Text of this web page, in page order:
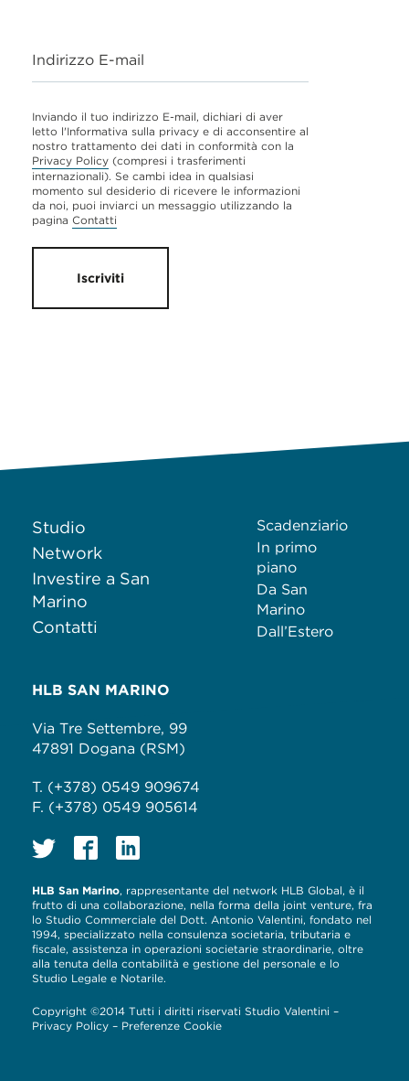
Indirizzo E-mail
Inviando il tuo indirizzo E-mail, dichiari di aver
letto l'Informativa sulla privacy e di acconsentire al
nostro trattamento dei dati in conformità con la
Privacy Policy (compresi i trasferimenti
internazionali). Se cambi idea in qualsiasi
momento sul desiderio di ricevere le informazioni
da noi, puoi inviarci un messaggio utilizzando la
pagina Contatti
Iscriviti
Studio
Network
Investire a San
Marino
Contatti
Scadenziario
In primo
piano
Da San
Marino
Dall’Estero
HLB SAN MARINO
Via Tre Settembre, 99
47891 Dogana (RSM)
T. (+378) 0549 909674
F. (+378) 0549 905614
HLB San Marino, rappresentante del network HLB Global, è il
frutto di una collaborazione, nella forma della joint venture, fra
lo Studio Commerciale del Dott. Antonio Valentini, fondato nel
1994, specializzato nella consulenza societaria, tributaria e
fiscale, assistenza in operazioni societarie straordinarie, oltre
alla tenuta della contabilità e gestione del personale e lo
Studio Legale e Notarile.
Copyright ©2014 Tutti i diritti riservati Studio Valentini –
Privacy Policy – Preferenze Cookie